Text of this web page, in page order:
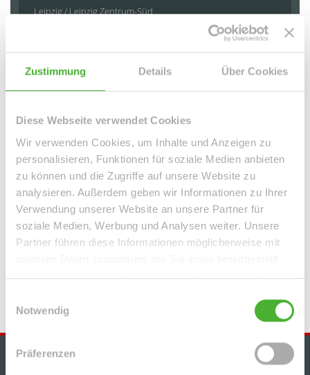
Zustimmung Details Über Cookies
Diese Webseite verwendet Cookies
Wir verwenden Cookies, um Inhalte und Anzeigen zu
personalisieren, Funktionen für soziale Medien anbieten
zu können und die Zugriffe auf unsere Website zu
analysieren. Außerdem geben wir Informationen zu Ihrer
Verwendung unserer Website an unsere Partner für
soziale Medien, Werbung und Analysen weiter. Unsere
Partner führen diese Informationen möglicherweise mit
haben oder die sie im Rahmen Ihrer Nutzung der Dienste
Notwendig
Präferenzen
Leipzig / Leipzig Zentrum-Süd
Leipzig / Liebertwolkwitz
Leipzig / Neustadt-Neuschönefeld
Leipzig / Paunsdorf
Markranstädt
Mügeln Roßwein / Gleisberg
Solingen / Burg an der Wupper
Solingen / Papiermühle
Taucha Taucha / Plösitz Torgau Willich Wurzen
Zeitz
Zwenkau
Immo Bennewitz Haus Bennewitz Häuser Bennewitz
kaufen
Bennewitz Immobilie Bennewitz
Immobilien Bennewitz
Hauskauf Bennewitz Immobilienkauf Bennewitz
Einfamilienhaus
IMMOBILIENANGEBOTE